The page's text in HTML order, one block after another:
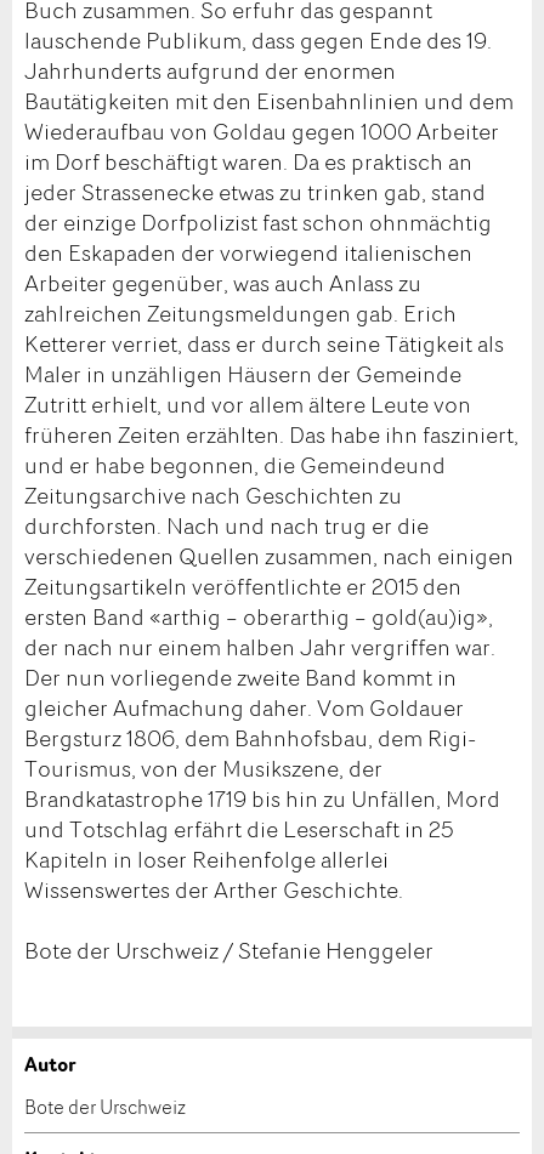
Buch zusammen. So erfuhr das gespannt
lauschende Publikum, dass gegen Ende des 19.
Jahrhunderts aufgrund der enormen
Bautätigkeiten mit den Eisenbahnlinien und dem
Wiederaufbau von Goldau gegen 1000 Arbeiter
im Dorf beschäftigt waren. Da es praktisch an
jeder Strassenecke etwas zu trinken gab, stand
der einzige Dorfpolizist fast schon ohnmächtig
den Eskapaden der vorwiegend italienischen
Arbeiter gegenüber, was auch Anlass zu
zahlreichen Zeitungsmeldungen gab. Erich
Ketterer verriet, dass er durch seine Tätigkeit als
Maler in unzähligen Häusern der Gemeinde
Zutritt erhielt, und vor allem ältere Leute von
früheren Zeiten erzählten. Das habe ihn fasziniert,
und er habe begonnen, die Gemeindeund
Zeitungsarchive nach Geschichten zu
durchforsten. Nach und nach trug er die
verschiedenen Quellen zusammen, nach einigen
Zeitungsartikeln veröffentlichte er 2015 den
ersten Band «arthig – oberarthig – gold(au)ig»,
der nach nur einem halben Jahr vergriffen war.
Der nun vorliegende zweite Band kommt in
gleicher Aufmachung daher. Vom Goldauer
Bergsturz 1806, dem Bahnhofsbau, dem Rigi-
Tourismus, von der Musikszene, der
Brandkatastrophe 1719 bis hin zu Unfällen, Mord
und Totschlag erfährt die Leserschaft in 25
Kapiteln in loser Reihenfolge allerlei
Wissenswertes der Arther Geschichte.
Bote der Urschweiz / Stefanie Henggeler
Anzeige beanstanden
Anzeige weiterempfehlen
Autor
Bote der Urschweiz